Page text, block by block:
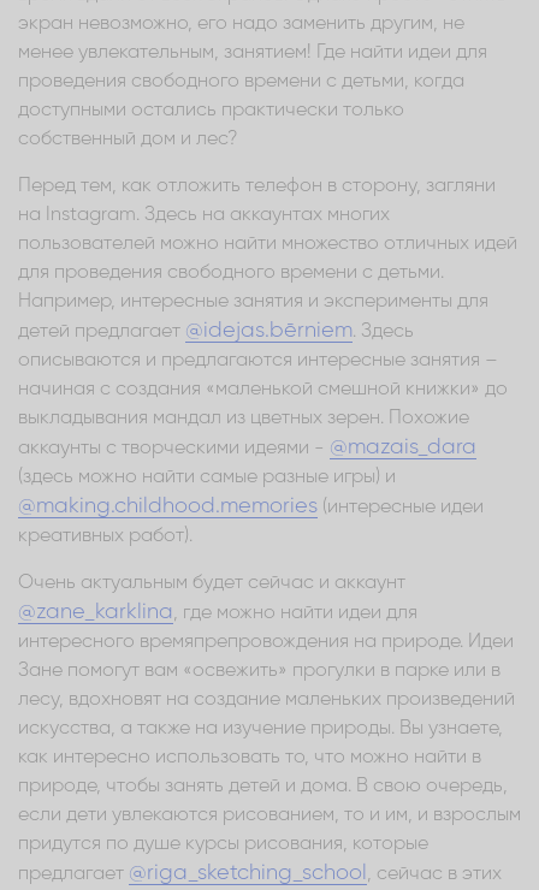
экран невозможно, его надо заменить другим, не
менее увлекательным, занятием! Где найти идеи для
проведения свободного времени с детьми, когда
доступными остались практически только
собственный дом и лес?
Перед тем, как отложить телефон в сторону, загляни
на Instagram. Здесь на аккаунтах многих
пользователей можно найти множество отличных идей
для проведения свободного времени с детьми.
Например, интересные занятия и эксперименты для
детей предлагает @idejas.bērniem. Здесь
описываются и предлагаются интересные занятия –
начиная с создания «маленькой смешной книжки» до
выкладывания мандал из цветных зерен. Похожие
аккаунты с творческими идеями - @mazais_dara
(здесь можно найти самые разные игры) и
@making.childhood.memories (интересные идеи
креативных работ).
Очень актуальным будет сейчас и аккаунт
@zane_karklina, где можно найти идеи для
интересного времяпрепровождения на природе. Идеи
Зане помогут вам «освежить» прогулки в парке или в
лесу, вдохновят на создание маленьких произведений
искусства, а также на изучение природы. Вы узнаете,
как интересно использовать то, что можно найти в
природе, чтобы занять детей и дома. В свою очередь,
если дети увлекаются рисованием, то и им, и взрослым
придутся по душе курсы рисования, которые
предлагает @riga_sketching_school , сейчас в этих